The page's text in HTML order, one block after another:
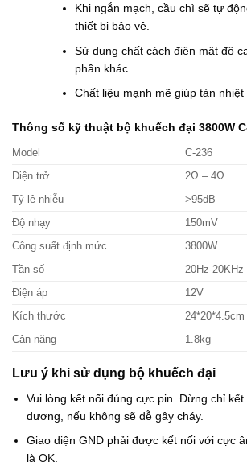
Khi ngắn mạch, cầu chì sẽ tự
thiết bị bảo vệ.
Sử dụng chất cách điện mật độ
phần khác
Chất liệu mạnh mẽ giúp tản nhiệt
Thông số kỹ thuật bộ khuếch đại 3800W
Model C-236
Điện trở 2Ω – 4Ω
Tỷ lệ nhiễu >95dB
Độ nhạy 150mV
Công suất định mức 3800W
Tần số 20Hz-20KHz
Điện áp 12V
Kích thước 24*20*4.5cm
Cân nặng 1.8kg
Lưu ý khi sử dụng bộ khuếch đại
Vui lòng kết nối đúng cực pin. Đừng chỉ
dương, nếu không sẽ dễ gây cháy.
Giao diện GND phải được kết nối với cực
là OK.